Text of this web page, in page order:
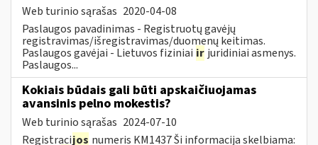
Web turinio sąrašas 2020-04-08
Paslaugos pavadinimas - Registruotų gavėjų
registravimas/išregistravimas/duomenų keitimas.
Paslaugos gavėjai - Lietuvos fiziniai ir juridiniai asmenys.
Paslaugos...
Kokiais būdais gali būti apskaičiuojamas
avansinis pelno mokestis?
Web turinio sąrašas 2024-07-10
Registracijos numeris KM1437 Ši informacija skelbiama: